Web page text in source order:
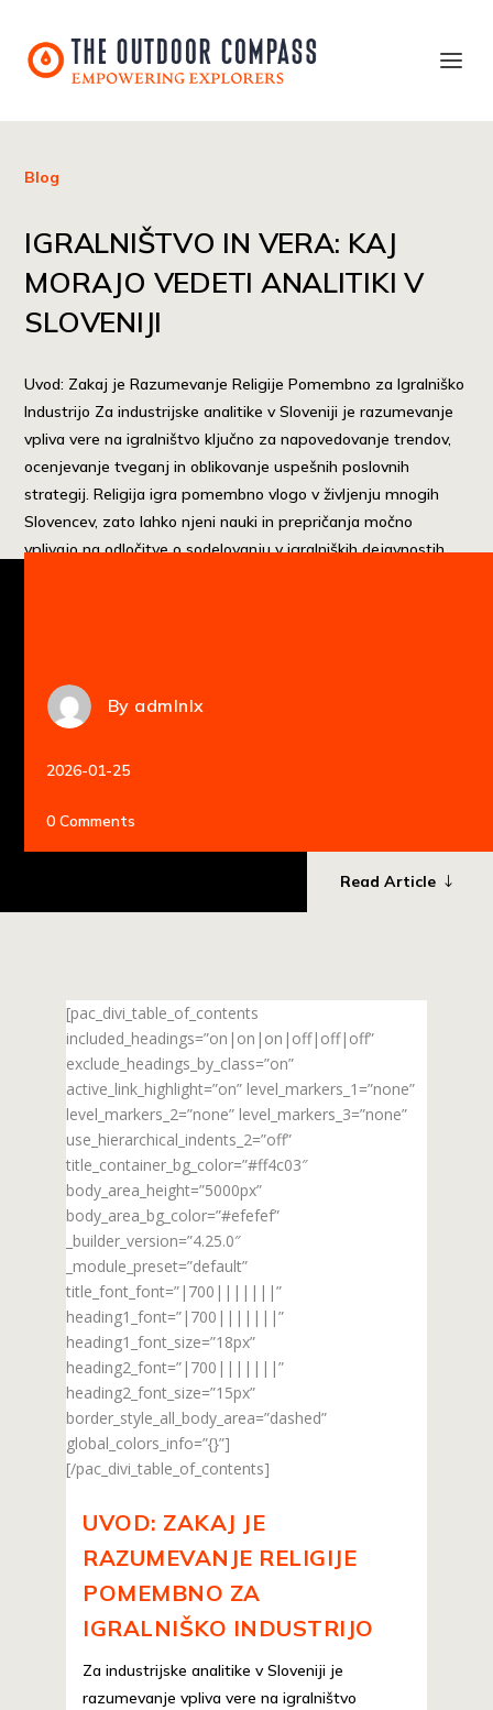
Blog
IGRALNIŠTVO IN VERA: KAJ
MORAJO VEDETI ANALITIKI V
SLOVENIJI
Uvod: Zakaj je Razumevanje Religije Pomembno za Igralniško
Industrijo Za industrijske analitike v Sloveniji je razumevanje
vpliva vere na igralništvo ključno za napovedovanje trendov,
ocenjevanje tveganj in oblikovanje uspešnih poslovnih
strategij. Religija igra pomembno vlogo v življenju mnogih
Slovencev, zato lahko njeni nauki in prepričanja močno
vplivajo na odločitve o sodelovanju v igralniških dejavnostih.
By admlnlx
2026-01-25
0 Comments
Read Article
[pac_divi_table_of_contents
included_headings=”on|on|on|off|off|off”
exclude_headings_by_class=”on”
active_link_highlight=”on” level_markers_1=”none”
level_markers_2=”none” level_markers_3=”none”
use_hierarchical_indents_2=”off”
title_container_bg_color=”#ff4c03″
body_area_height=”5000px”
body_area_bg_color=”#efefef”
_builder_version=”4.25.0″
_module_preset=”default”
title_font_font=”|700|||||||”
heading1_font=”|700|||||||”
heading1_font_size=”18px”
heading2_font=”|700|||||||”
heading2_font_size=”15px”
border_style_all_body_area=”dashed”
global_colors_info=”{}”]
[/pac_divi_table_of_contents]
UVOD: ZAKAJ JE
RAZUMEVANJE RELIGIJE
POMEMBNO ZA
IGRALNIŠKO INDUSTRIJO
Za industrijske analitike v Sloveniji je
razumevanje vpliva vere na igralništvo